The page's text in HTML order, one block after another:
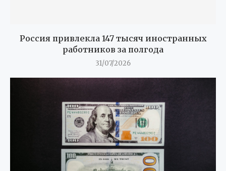
Россия привлекла 147 тысяч иностранных
работников за полгода
31/07/2026